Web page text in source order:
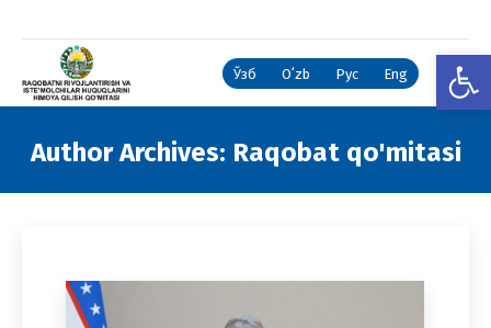
Ўзб Oʻzb Рус Eng
Author Archives: Raqobat qo'mitasi